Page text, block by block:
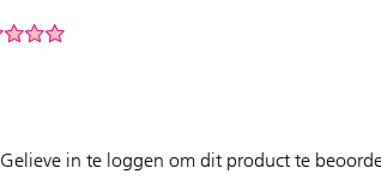
Gelieve in te loggen om dit product te